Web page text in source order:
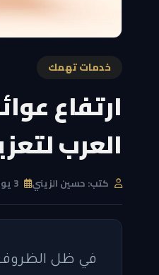
خدمات تهمك
ارتفاع
العرب
كتب: حسين الزيني
في ظل الظروف